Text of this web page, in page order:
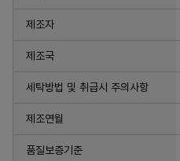
제조자
제조국
세탁방법 및 취급시 주의사항
제조연월
품질보증기준